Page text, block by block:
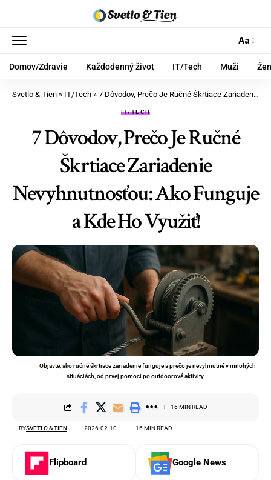
Aa
Domov/Zdravie Každodenný život IT/Tech Muži
Svetlo & Tien » IT/Tech » 7 Dôvodov, Prečo Je Ručné Škrtiace Zariadenie Nevyhnutnosťou: Ako Funguje a Kde Ho Využiť!
IT/TECH
7 Dôvodov, Prečo Je Ručné
Škrtiace Zariadenie
Nevyhnutnosťou: Ako Funguje
a Kde Ho Využiť!
Objavte, ako ručné škrtiace zariadenie funguje a prečo je nevyhnutné v mnohých
situáciách, od prvej pomoci po outdoorové aktivity.
BYSVETLO & TIEN 2026.02.10. 16 MIN READ
16 MIN READ
Flipboard Google News